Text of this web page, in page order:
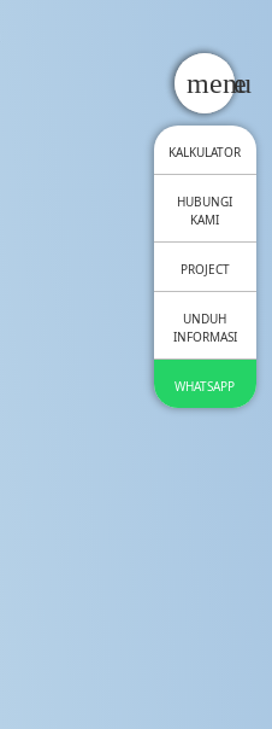
close
menu
KALKULATOR
HUBUNGI
KAMI
PROJECT
UNDUH
INFORMASI
WHATSAPP